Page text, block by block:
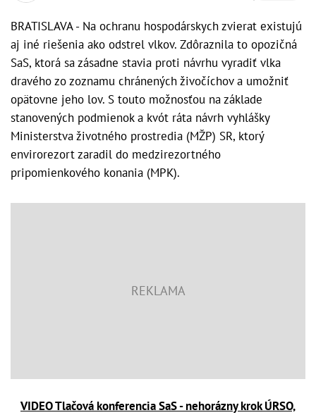
BRATISLAVA - Na ochranu hospodárskych zvierat existujú
aj iné riešenia ako odstrel vlkov. Zdôraznila to opozičná
SaS, ktorá sa zásadne stavia proti návrhu vyradiť vlka
dravého zo zoznamu chránených živočíchov a umožniť
opätovne jeho lov. S touto možnosťou na základe
stanovených podmienok a kvót ráta návrh vyhlášky
Ministerstva životného prostredia (MŽP) SR, ktorý
envirorezort zaradil do medzirezortného
pripomienkového konania (MPK).
VIDEO Tlačová konferencia SaS - nehorázny krok ÚRSO,